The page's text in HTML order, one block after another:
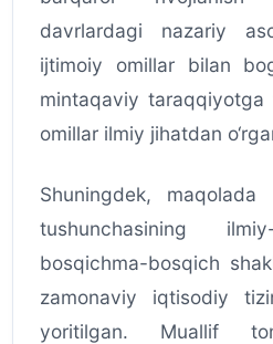
davrlardagi nazariy
ijtimoiy omillar bilan
mintaqaviy taraqqiyotga
omillar ilmiy jihatdan
Shuningdek, maqolada
tushunchasining
bosqichma-bosqich
zamonaviy iqtisodiy
yoritilgan. Muallif